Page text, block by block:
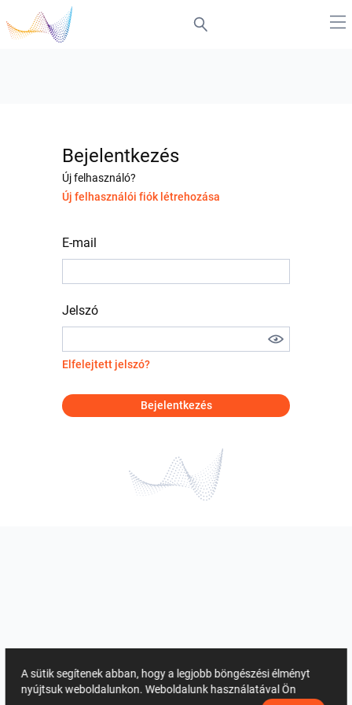
Bejelentkezés
Új felhasználó?
Új felhasználói fiók létrehozása
E-mail
Jelszó
Elfelejtett jelszó?
Bejelentkezés
A sütik segítenek abban, hogy a legjobb böngészési élményt
nyújtsuk weboldalunkon. Weboldalunk használatával Ön